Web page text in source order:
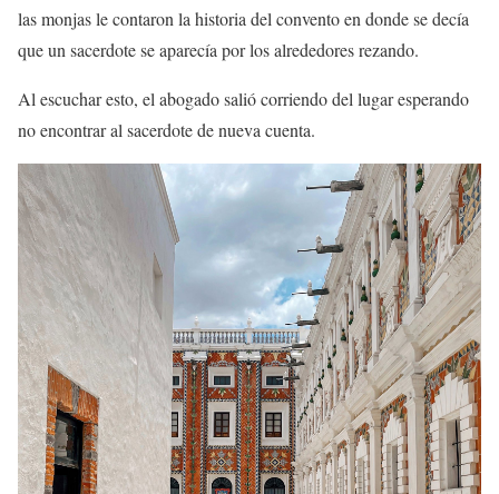
las monjas le contaron la historia del convento en donde se decía
que un sacerdote se aparecía por los alrededores rezando.
Al escuchar esto, el abogado salió corriendo del lugar esperando
no encontrar al sacerdote de nueva cuenta.